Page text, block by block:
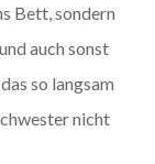
Bett, sondern
auch sonst
so langsam
nicht